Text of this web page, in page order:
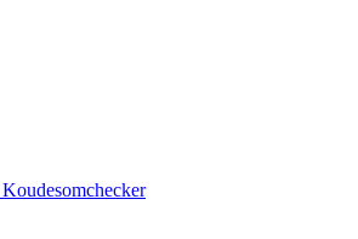
Koudesomchecker